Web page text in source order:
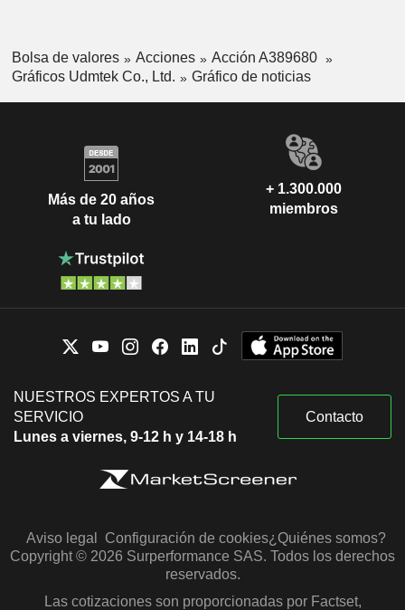
Bolsa de valores Acciones
Acción A389680
Gráficos Udmtek Co., Ltd.
Gráfico de noticias
Más de 20 años
a tu lado
+ 1.300.000
miembros
NUESTROS EXPERTOS A TU
SERVICIO
Lunes a viernes, 9-12 h y 14-18 h
Contacto
Aviso legal Configuración de cookies¿Quiénes somos?
Copyright © 2026 Surperformance SAS. Todos los derechos
reservados.
Las cotizaciones son proporcionadas por Factset,